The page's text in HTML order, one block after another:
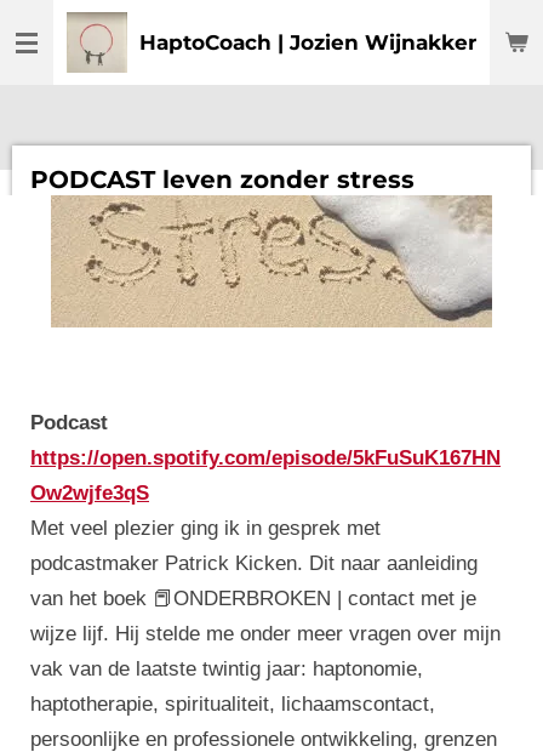
Ga
hoofdinhoud
HaptoCoach | Jozien Wijnakker
PODCAST leven zonder stress
Podcast
https://open.spotify.com/episode/5kFuSuK167HN
Ow2wjfe3qS
Met veel plezier ging ik in gesprek met
podcastmaker Patrick Kicken. Dit naar aanleiding
van het boek 📕ONDERBROKEN | contact met je
wijze lijf. Hij stelde me onder meer vragen over mijn
vak van de laatste twintig jaar: haptonomie,
haptotherapie, spiritualiteit, lichaamscontact,
persoonlijke en professionele ontwikkeling, grenzen